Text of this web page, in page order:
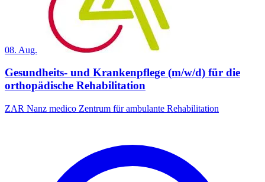
08. Aug.
Gesundheits- und Krankenpflege (m/w/d) für die
orthopädische Rehabilitation
ZAR Nanz medico Zentrum für ambulante Rehabilitation